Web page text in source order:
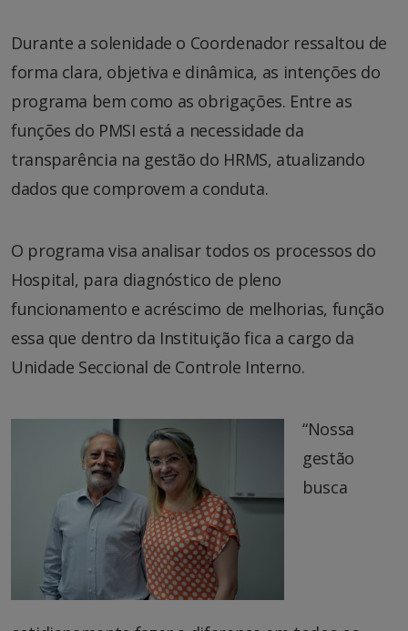
Durante a solenidade o Coordenador ressaltou de
forma clara, objetiva e dinâmica, as intenções do
programa bem como as obrigações. Entre as
funções do PMSI está a necessidade da
transparência na gestão do HRMS, atualizando
dados que comprovem a conduta.
O programa visa analisar todos os processos do
Hospital, para diagnóstico de pleno
funcionamento e acréscimo de melhorias, função
essa que dentro da Instituição fica a cargo da
Unidade Seccional de Controle Interno.
“Nossa
gestão
busca